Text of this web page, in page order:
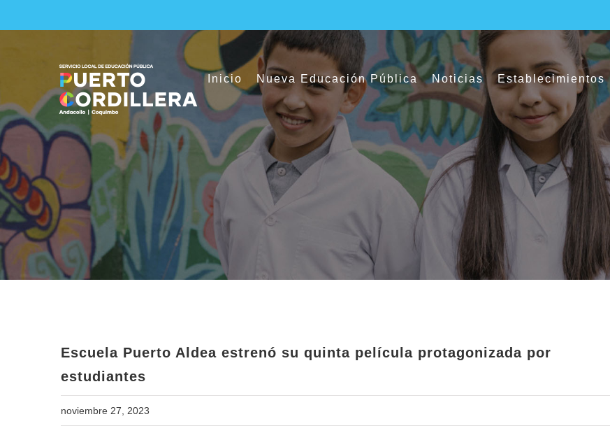
to
Inicio Nueva Educación Pública Noticias Establecimientos
Escuela Puerto Aldea estrenó su quinta película protagonizada por
estudiantes
noviembre 27, 2023